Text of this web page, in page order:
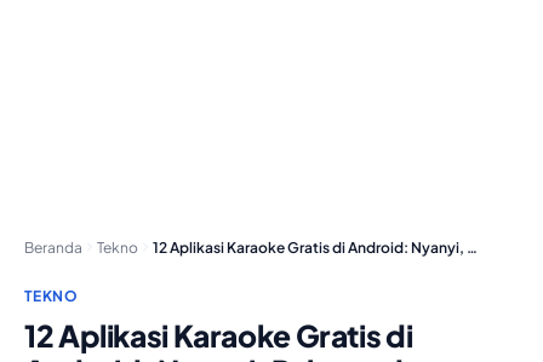
Beranda Tekno 12 Aplikasi Karaoke Gratis di Android: Nyanyi, Rekam,…
TEKNO
12 Aplikasi Karaoke Gratis di